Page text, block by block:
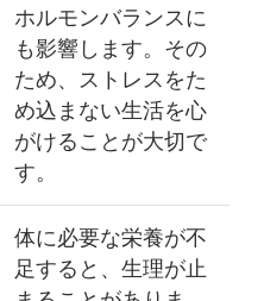
ホルモンバランスに
も影響します。その
ため、ストレスをた
め込まない生活を心
がけることが大切で
す。
体に必要な栄養が不
足すると、生理が止